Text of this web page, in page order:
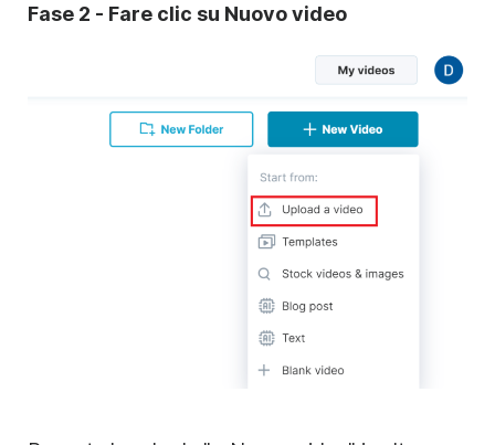
Fase 2 - Fare clic su Nuovo video